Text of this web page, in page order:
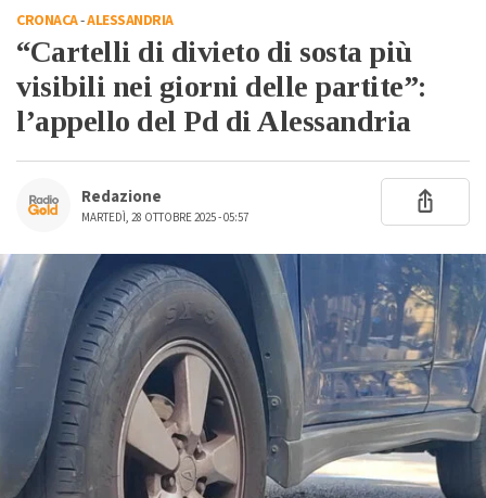
CRONACA-ALESSANDRIA
“Cartelli di divieto di sosta più
visibili nei giorni delle partite”:
l’appello del Pd di Alessandria
Redazione
MARTEDÌ, 28 OTTOBRE 2025 - 05:57